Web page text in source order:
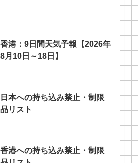
香港：9日間天気予報【2026年
8月10日～18日】
日本への持ち込み禁止・制限
品リスト
香港への持ち込み禁止・制限